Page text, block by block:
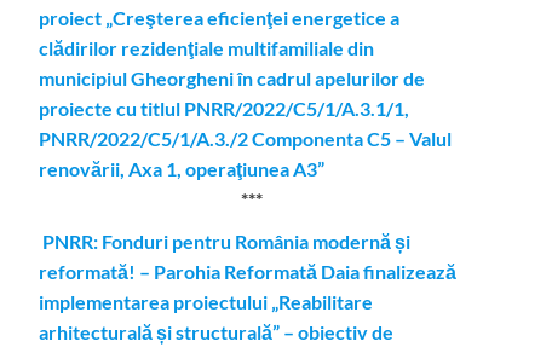
proiect „Creşterea eficienţei energetice a
clădirilor rezidenţiale multifamiliale din
municipiul Gheorgheni în cadrul apelurilor de
proiecte cu titlul PNRR/2022/C5/1/A.3.1/1,
PNRR/2022/C5/1/A.3./2 Componenta C5 – Valul
renovării, Axa 1, operaţiunea A3”
***
PNRR: Fonduri pentru România modernă și
reformată! – Parohia Reformată Daia finalizează
implementarea proiectului „Reabilitare
arhitecturală și structurală” – obiectiv de